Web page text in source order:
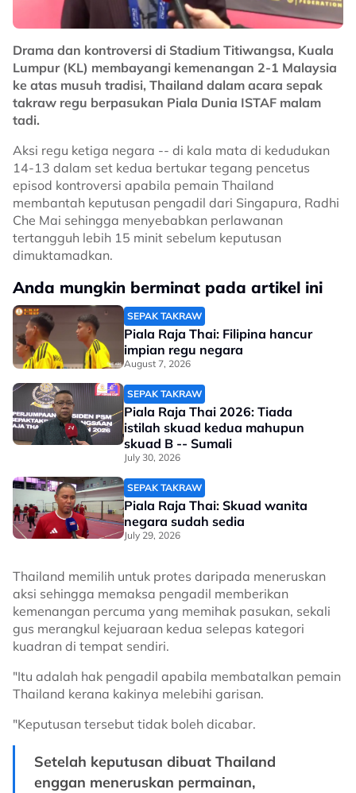
Drama dan kontroversi di Stadium Titiwangsa, Kuala
Lumpur (KL) membayangi kemenangan 2-1 Malaysia
ke atas musuh tradisi, Thailand dalam acara sepak
takraw regu berpasukan Piala Dunia ISTAF malam
tadi.
Aksi regu ketiga negara -- di kala mata di kedudukan
14-13 dalam set kedua bertukar tegang pencetus
episod kontroversi apabila pemain Thailand
membantah keputusan pengadil dari Singapura, Radhi
Che Mai sehingga menyebabkan perlawanan
tertangguh lebih 15 minit sebelum keputusan
dimuktamadkan.
Anda mungkin berminat pada artikel ini
SEPAK TAKRAW
Piala Raja Thai: Filipina hancur
impian regu negara
August 7, 2026
SEPAK TAKRAW
Piala Raja Thai 2026: Tiada
istilah skuad kedua mahupun
skuad B -- Sumali
July 30, 2026
SEPAK TAKRAW
Piala Raja Thai: Skuad wanita
negara sudah sedia
July 29, 2026
Thailand memilih untuk protes daripada meneruskan
aksi sehingga memaksa pengadil memberikan
kemenangan percuma yang memihak pasukan, sekali
gus merangkul kejuaraan kedua selepas kategori
kuadran di tempat sendiri.
"Itu adalah hak pengadil apabila membatalkan pemain
Thailand kerana kakinya melebihi garisan.
"Keputusan tersebut tidak boleh dicabar.
Setelah keputusan dibuat Thailand
enggan meneruskan permainan,